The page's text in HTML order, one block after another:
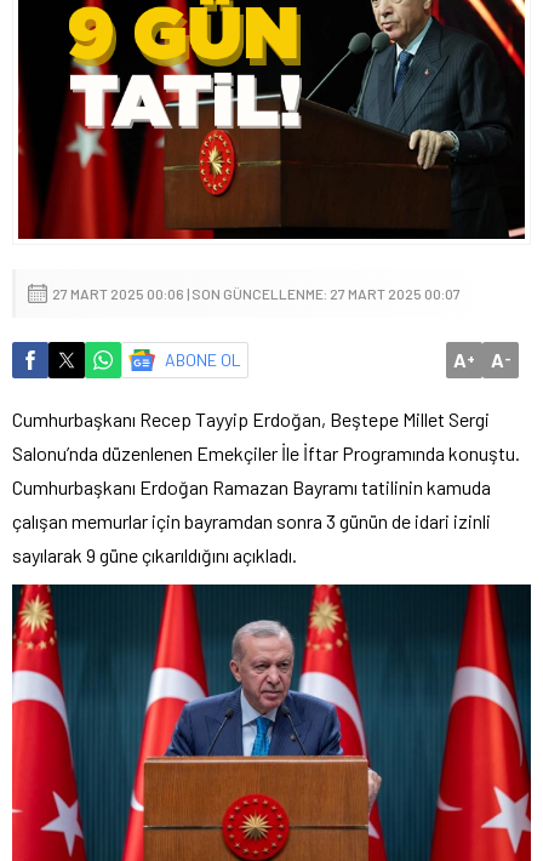
27 MART 2025 00:06 | SON GÜNCELLENME: 27 MART 2025 00:07
ABONE OL A+ A-
Cumhurbaşkanı Recep Tayyip Erdoğan, Beştepe Millet Sergi
Salonu’nda düzenlenen Emekçiler İle İftar Programında konuştu.
Cumhurbaşkanı Erdoğan Ramazan Bayramı tatilinin kamuda
çalışan memurlar için bayramdan sonra 3 günün de idari izinli
sayılarak 9 güne çıkarıldığını açıkladı.